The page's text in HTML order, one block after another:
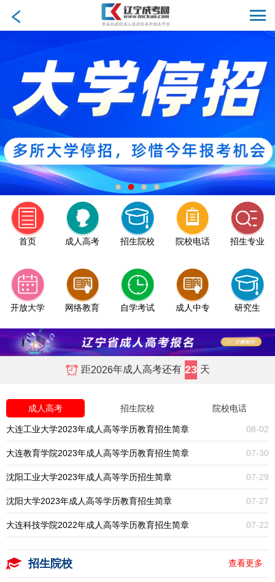
首页 成人高考 招生院校 院校电话 招生专业
开放大学 网络教育 自学考试 成人中专 研究生
距2026年成人高考还有 23 天
成人高考 招生院校 院校电话
08-02
大连工业大学2023年成人高等学历教育招生简章
07-30
大连教育学院2023年成人高等学历教育招生简章
07-29
沈阳工业大学2023年成人高等学历招生简章
07-27
沈阳大学2023年成人高等学历教育招生简章
07-22
大连科技学院2022年成人高等学历教育招生简章
招生院校 查看更多